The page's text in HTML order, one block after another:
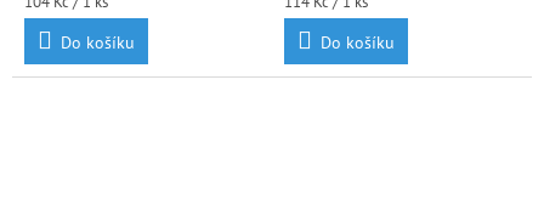
cena:
Do košíku
cena:
Do košíku